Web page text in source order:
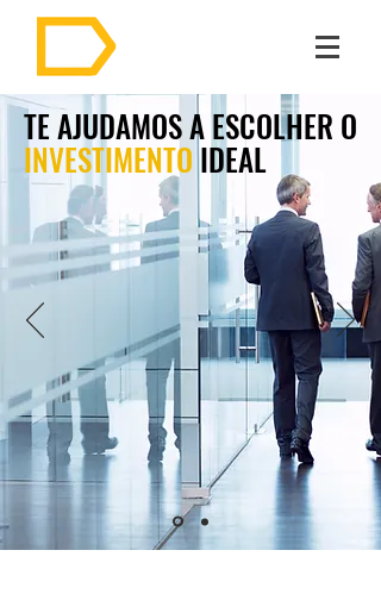
TE AJUDAMOS A ESCOLHER O
INVESTIMENTOIDEAL